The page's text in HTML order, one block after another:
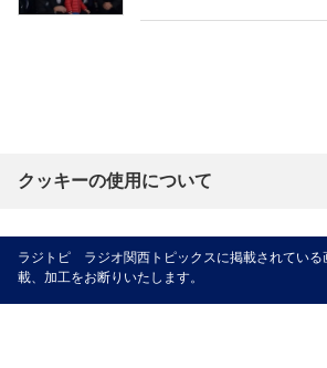
クッキーの使用について
ラジトピ ラジオ関西トピックスに掲載されている
載、加工をお断りいたします。